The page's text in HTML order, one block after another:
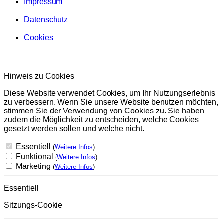
Impressum
Datenschutz
Cookies
Hinweis zu Cookies
Diese Website verwendet Cookies, um Ihr Nutzungserlebnis
zu verbessern. Wenn Sie unsere Website benutzen möchten,
stimmen Sie der Verwendung von Cookies zu. Sie haben
zudem die Möglichkeit zu entscheiden, welche Cookies
gesetzt werden sollen und welche nicht.
Essentiell (Weitere Infos)
Funktional (Weitere Infos)
Marketing (Weitere Infos)
Essentiell
Sitzungs-Cookie